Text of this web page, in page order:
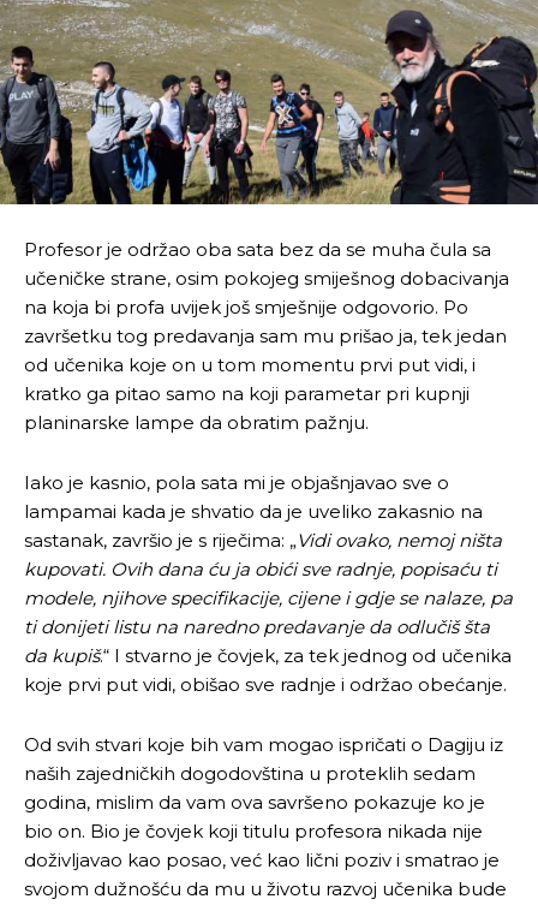
Profesor je održao oba sata bez da se muha čula sa
učeničke strane, osim pokojeg smiješnog dobacivanja
na koja bi profa uvijek još smješnije odgovorio. Po
završetku tog predavanja sam mu prišao ja, tek jedan
od učenika koje on u tom momentu prvi put vidi, i
kratko ga pitao samo na koji parametar pri kupnji
planinarske lampe da obratim pažnju.
Iako je kasnio, pola sata mi je objašnjavao sve o
lampamai kada je shvatio da je uveliko zakasnio na
sastanak, završio je s riječima: „Vidi ovako, nemoj ništa
kupovati. Ovih dana ću ja obići sve radnje, popisaću ti
modele, njihove specifikacije, cijene i gdje se nalaze, pa
ti donijeti listu na naredno predavanje da odlučiš šta
da kupiš.“ I stvarno je čovjek, za tek jednog od učenika
koje prvi put vidi, obišao sve radnje i održao obećanje.
Od svih stvari koje bih vam mogao ispričati o Dagiju iz
naših zajedničkih dogodovština u proteklih sedam
godina, mislim da vam ova savršeno pokazuje ko je
bio on. Bio je čovjek koji titulu profesora nikada nije
doživljavao kao posao, već kao lični poziv i smatrao je
svojom dužnošću da mu u životu razvoj učenika bude